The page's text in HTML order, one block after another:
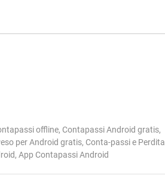
offline, Contapassi Android gratis,
per Android gratis, Conta-passi e Perdita
App Contapassi Android